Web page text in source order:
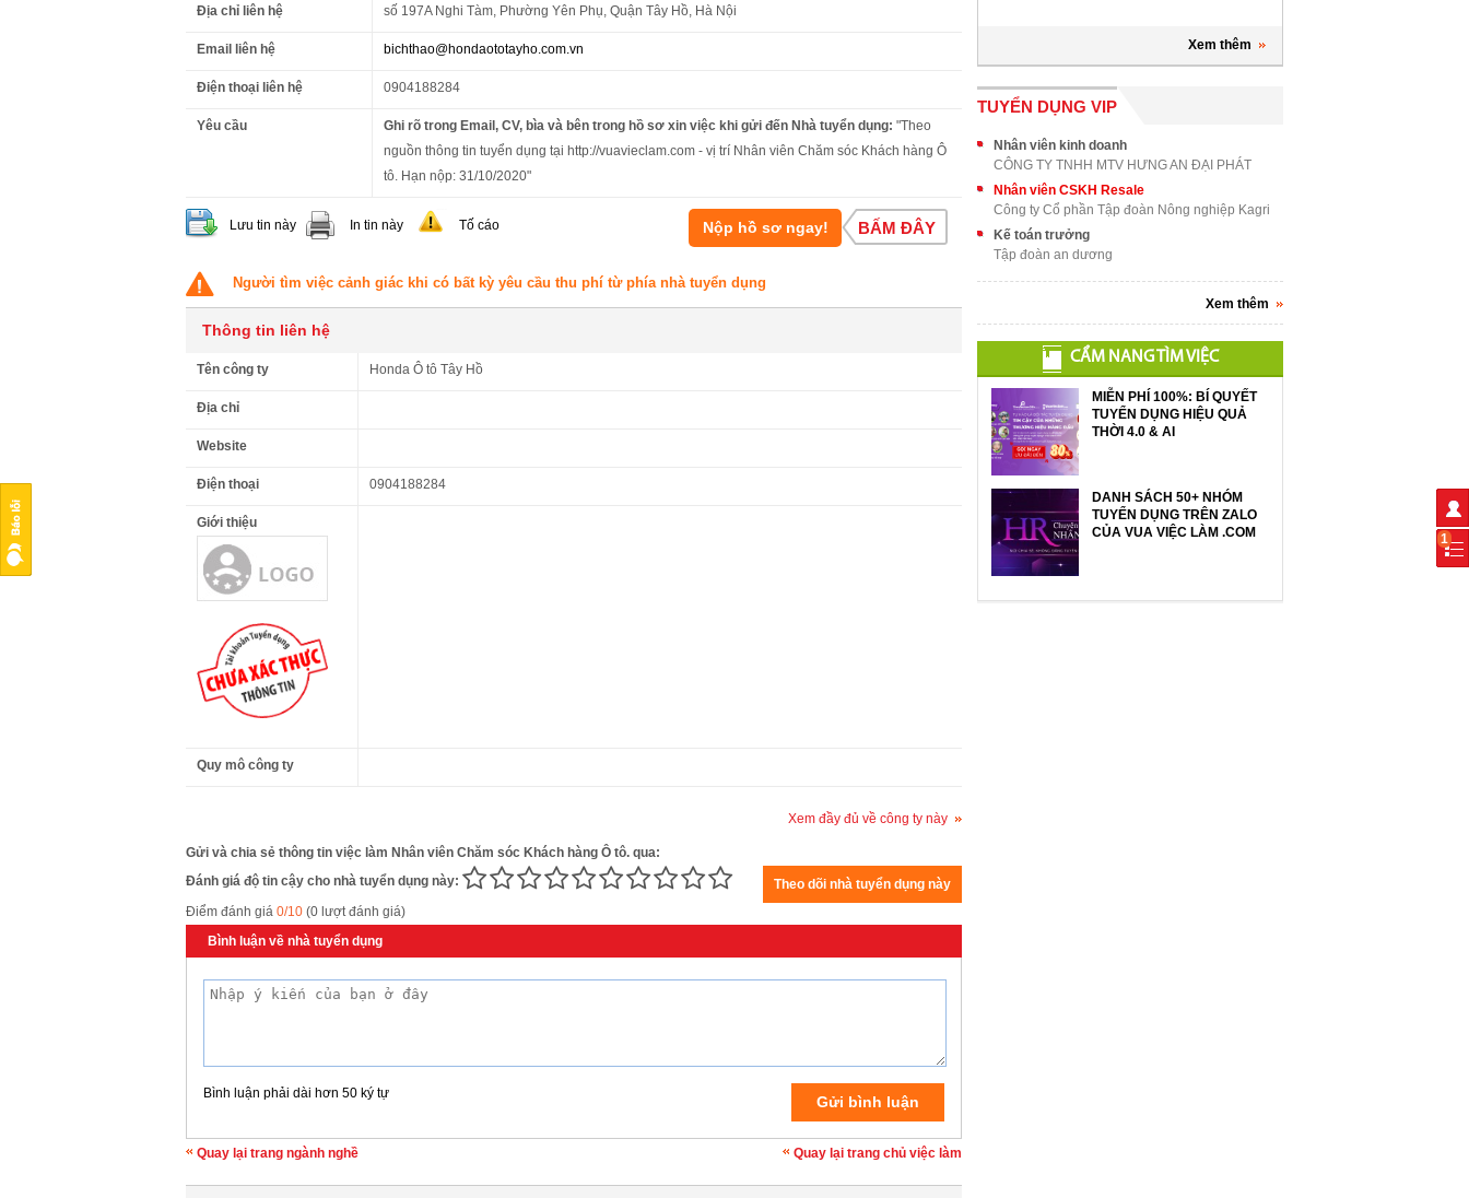
Địa chỉ liên hệ số 197A Nghi Tàm, Phường Yên Phụ, Quận Tây Hồ, Hà Nội
Email liên hệ bichthao@hondaototayho.com.vn
Điện thoại liên hệ 0904188284
Yêu cầu Ghi rõ trong Email, CV, bìa và bên trong hồ sơ xin việc khi gửi đến Nhà tuyển dụng: "Theo
nguồn thông tin tuyển dụng tại http://vuavieclam.com - vị trí Nhân viên Chăm sóc Khách hàng Ô
tô. Hạn nộp: 31/10/2020"
Lưu tin này In tin này Tố cáo Nộp hồ sơ ngay! BẤM ĐÂY
Người tìm việc cảnh giác khi có bất kỳ yêu cầu thu phí từ phía nhà tuyển dụng
Thông tin liên hệ
Tên công ty Honda Ô tô Tây Hồ
Địa chỉ
Website
Điện thoại 0904188284
Giới thiệu
Quy mô công ty
Xem đầy đủ về công ty này
Gửi và chia sẻ thông tin việc làm Nhân viên Chăm sóc Khách hàng Ô tô. qua:
Đánh giá độ tin cậy cho nhà tuyển dụng này:
Điểm đánh giá 0/10 (0 lượt đánh giá)
Bình luận về nhà tuyển dụng
Bình luận phải dài hơn 50 ký tự
Quay lại trang ngành nghề Quay lại trang chủ việc làm
Xem thêm
TUYỂN DỤNG VIP
Nhân viên kinh doanh
CÔNG TY TNHH MTV HƯNG AN ĐẠI PHÁT
Nhân viên CSKH Resale
Công ty Cổ phần Tập đoàn Nông nghiệp Kagri
Kế toán trưởng
Tập đoàn an dương
Xem thêm
CẨM NANG TÌM VIỆC
MIỄN PHÍ 100%: BÍ QUYẾT
TUYỂN DỤNG HIỆU QUẢ
THỜI 4.0 & AI
DANH SÁCH 50+ NHÓM
TUYỂN DỤNG TRÊN ZALO
CỦA VUA VIỆC LÀM .COM
1